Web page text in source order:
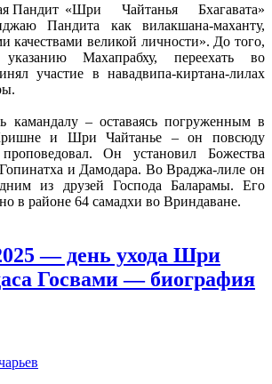
«Шри Чайтанья Бхагавата»
Пандита как вилакшана-маханту,
качествами великой личности». До того,
Махапрабху, переехать во
участие в навадвипа-киртана-лилах
камандалу – оставаясь погруженным в
и Шри Чайтанье – он повсюду
Он установил Божества
и Дамодара. Во Враджа-лиле он
из друзей Господа Баларамы. Его
в районе 64 самадхи во Вриндаване.
— день ухода Шри
Госвами — биография